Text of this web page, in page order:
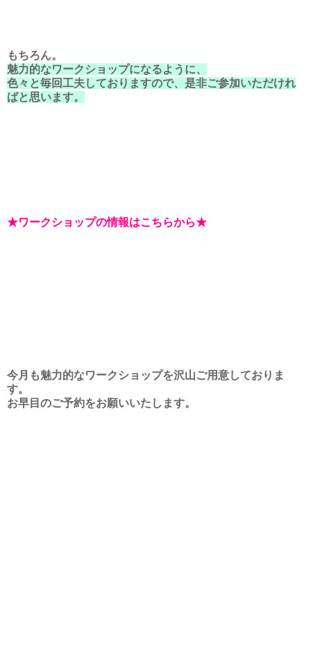
もちろん。
魅力的なワークショップになるように、
色々と毎回工夫しておりますので、是非ご参加いただけれ
ばと思います。
★ワークショップの情報はこちらから★
今月も魅力的なワークショップを沢山ご用意しておりま
す。
お早目のご予約をお願いいたします。